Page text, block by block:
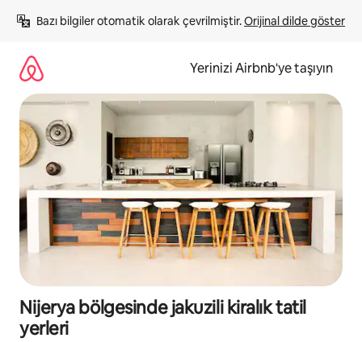
atla
Bazı bilgiler otomatik olarak çevrilmiştir. Orijinal dilde göster
Yerinizi Airbnb'ye taşıyın
Nijerya bölgesinde jakuzili kiralık tatil
yerleri